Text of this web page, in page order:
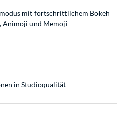
mit fortschritt­lichem Bokeh
Animoji und Memoji
in Studioqualität